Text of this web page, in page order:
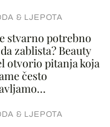
& LJEPOTA
stvarno potrebno
zablista? Beauty
otvorio pitanja koja
često
& LJEPOTA